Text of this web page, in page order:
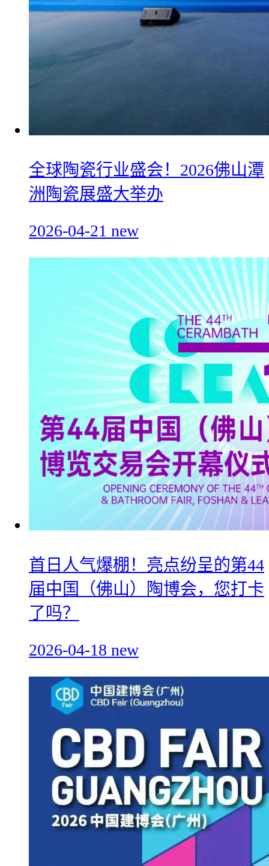
全球陶瓷行业盛会！2026佛山潭
洲陶瓷展盛大举办
2026-04-21 new
首日人气爆棚！亮点纷呈的第44
届中国（佛山）陶博会，您打卡
了吗？
2026-04-18 new